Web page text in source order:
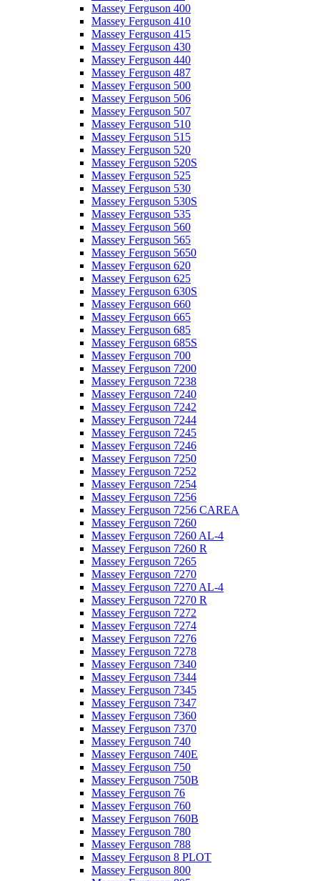
Massey Ferguson 400
Massey Ferguson 410
Massey Ferguson 415
Massey Ferguson 430
Massey Ferguson 440
Massey Ferguson 487
Massey Ferguson 500
Massey Ferguson 506
Massey Ferguson 507
Massey Ferguson 510
Massey Ferguson 515
Massey Ferguson 520
Massey Ferguson 520S
Massey Ferguson 525
Massey Ferguson 530
Massey Ferguson 530S
Massey Ferguson 535
Massey Ferguson 560
Massey Ferguson 565
Massey Ferguson 5650
Massey Ferguson 620
Massey Ferguson 625
Massey Ferguson 630S
Massey Ferguson 660
Massey Ferguson 665
Massey Ferguson 685
Massey Ferguson 685S
Massey Ferguson 700
Massey Ferguson 7200
Massey Ferguson 7238
Massey Ferguson 7240
Massey Ferguson 7242
Massey Ferguson 7244
Massey Ferguson 7245
Massey Ferguson 7246
Massey Ferguson 7250
Massey Ferguson 7252
Massey Ferguson 7254
Massey Ferguson 7256
Massey Ferguson 7256 CAREA
Massey Ferguson 7260
Massey Ferguson 7260 AL-4
Massey Ferguson 7260 R
Massey Ferguson 7265
Massey Ferguson 7270
Massey Ferguson 7270 AL-4
Massey Ferguson 7270 R
Massey Ferguson 7272
Massey Ferguson 7274
Massey Ferguson 7276
Massey Ferguson 7278
Massey Ferguson 7340
Massey Ferguson 7344
Massey Ferguson 7345
Massey Ferguson 7347
Massey Ferguson 7360
Massey Ferguson 7370
Massey Ferguson 740
Massey Ferguson 740E
Massey Ferguson 750
Massey Ferguson 750B
Massey Ferguson 76
Massey Ferguson 760
Massey Ferguson 760B
Massey Ferguson 780
Massey Ferguson 788
Massey Ferguson 8 PLOT
Massey Ferguson 800